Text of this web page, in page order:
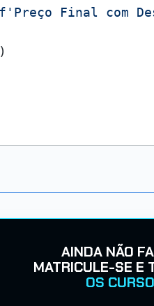
f'Preço Final com
AINDA NÃO
MATRICULE-SE E
OS